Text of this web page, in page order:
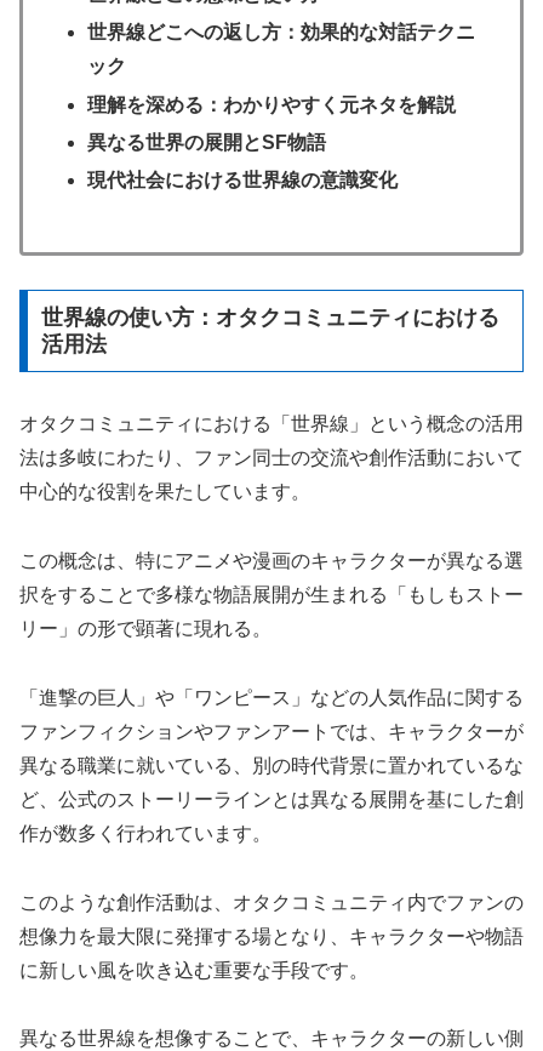
世界線どこへの返し方：効果的な対話テクニ
ック
理解を深める：わかりやすく元ネタを解説
異なる世界の展開とSF物語
現代社会における世界線の意識変化
世界線の使い方：オタクコミュニティにおける
活用法
オタクコミュニティにおける「世界線」という概念の活用
法は多岐にわたり、ファン同士の交流や創作活動において
中心的な役割を果たしています。
この概念は、特にアニメや漫画のキャラクターが異なる選
択をすることで多様な物語展開が生まれる「もしもストー
リー」の形で顕著に現れる。
「進撃の巨人」や「ワンピース」などの人気作品に関する
ファンフィクションやファンアートでは、キャラクターが
異なる職業に就いている、別の時代背景に置かれているな
ど、公式のストーリーラインとは異なる展開を基にした創
作が数多く行われています。
このような創作活動は、オタクコミュニティ内でファンの
想像力を最大限に発揮する場となり、キャラクターや物語
に新しい風を吹き込む重要な手段です。
異なる世界線を想像することで、キャラクターの新しい側